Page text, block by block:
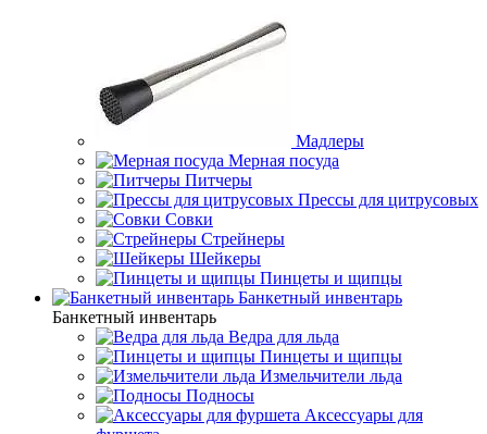
Мадлеры
Мерная посуда
Питчеры
Прессы для цитрусовых
Совки
Стрейнеры
Шейкеры
Пинцеты и щипцы
Банкетный инвентарь
Банкетный инвентарь
Ведра для льда
Пинцеты и щипцы
Измельчители льда
Подносы
Аксессуары для